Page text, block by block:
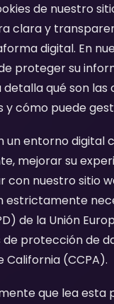
de nuestro
clara y
digital. En
proteger su
qué son
cómo puede
entorno digital
mejorar su
con nuestro sitio
estrictamente
de la Unión
protección de
California (CCPA).
que lea